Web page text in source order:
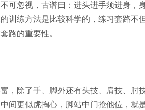
可忽视，古谱曰：进头进手须进身，
训练方法是比较科学的，练习套路
路的重要性。
，除了手、脚外还有头技、肩技、肘
间更似虎掏心，脚站中门抢他位，就